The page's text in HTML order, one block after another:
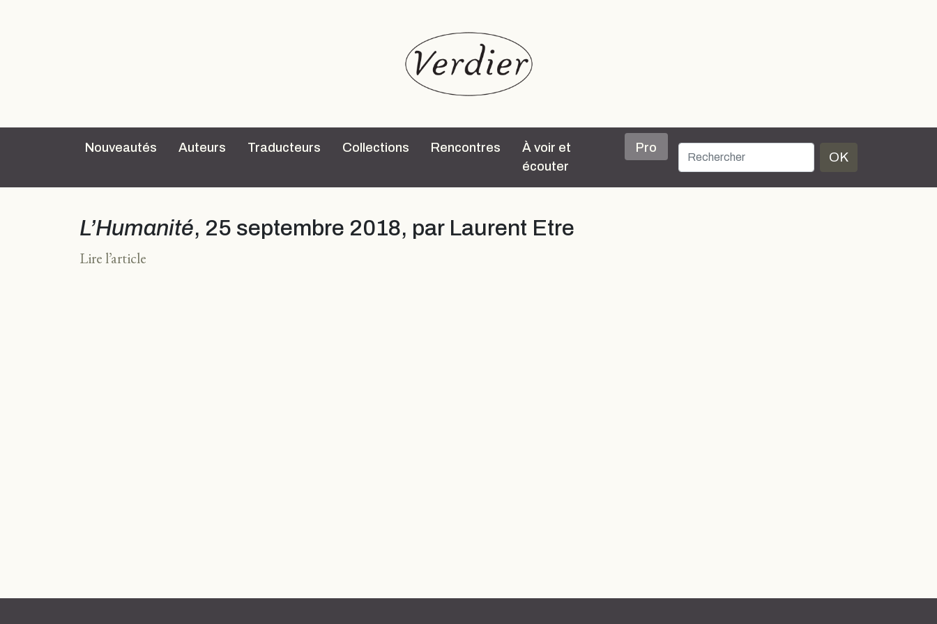
Nouveautés Auteurs Traducteurs Collections Rencontres
À voir et
écouter
Pro
OK
L’Humanité, 25 septembre 2018, par Laurent Etre
Lire l’article